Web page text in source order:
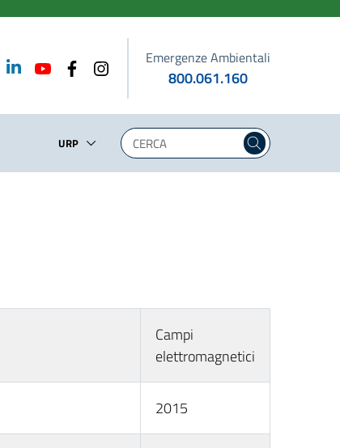
Emergenze Ambientali
800.061.160
URP
Campi
elettromagnetici
2015